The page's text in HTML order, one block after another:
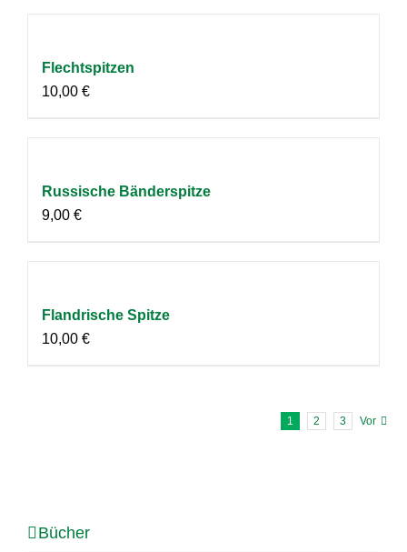
Flechtspitzen
10,00 €
Russische Bänderspitze
9,00 €
Flandrische Spitze
10,00 €
1 2 3 Vor
Bücher